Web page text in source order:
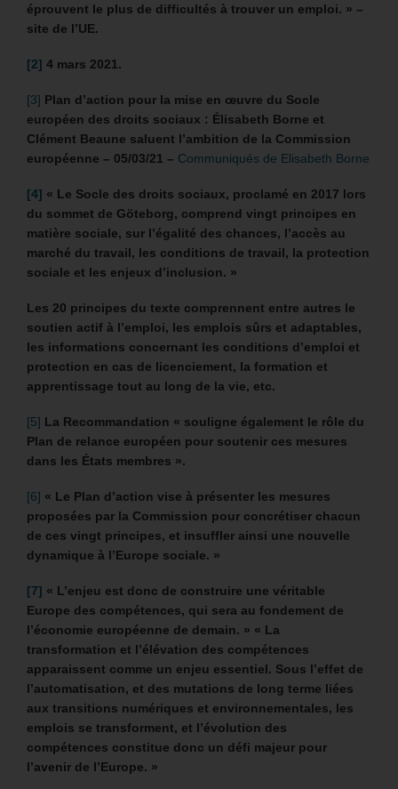
éprouvent le plus de difficultés à trouver un emploi. » –
site de l’UE.
[2] 4 mars 2021.
[3] Plan d’action pour la mise en œuvre du Socle
européen des droits sociaux : Élisabeth Borne et
Clément Beaune saluent l’ambition de la Commission
européenne – 05/03/21 – Communiqués de Elisabeth Borne
[4] « Le Socle des droits sociaux, proclamé en 2017 lors
du sommet de Göteborg, comprend vingt principes en
matière sociale, sur l’égalité des chances, l’accès au
marché du travail, les conditions de travail, la protection
sociale et les enjeux d’inclusion. »
Les 20 principes du texte comprennent entre autres le
soutien actif à l’emploi, les emplois sûrs et adaptables,
les informations concernant les conditions d’emploi et
protection en cas de licenciement, la formation et
apprentissage tout au long de la vie, etc.
[5] La Recommandation « souligne également le rôle du
Plan de relance européen pour soutenir ces mesures
dans les États membres ».
[6] « Le Plan d’action vise à présenter les mesures
proposées par la Commission pour concrétiser chacun
de ces vingt principes, et insuffler ainsi une nouvelle
dynamique à l’Europe sociale. »
[7] « L’enjeu est donc de construire une véritable
Europe des compétences, qui sera au fondement de
l’économie européenne de demain. » « La
transformation et l’élévation des compétences
apparaissent comme un enjeu essentiel. Sous l’effet de
l’automatisation, et des mutations de long terme liées
aux transitions numériques et environnementales, les
emplois se transforment, et l’évolution des
compétences constitue donc un défi majeur pour
l’avenir de l’Europe. »